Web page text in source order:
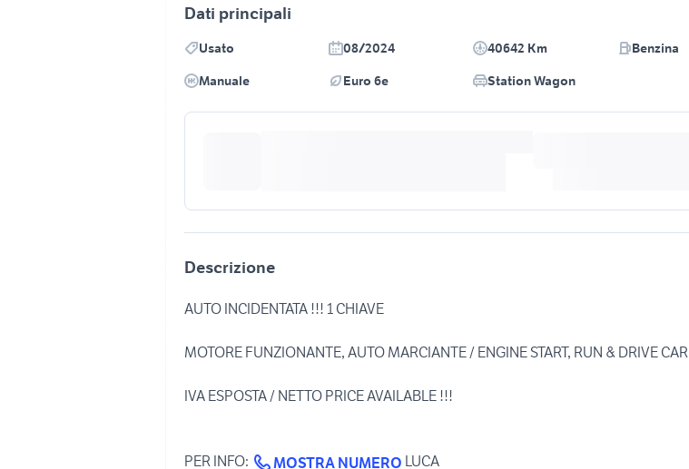
Dati principali
Usato 08/2024 40642 Km
Benzina
Manuale
Euro 6e Station Wagon
Descrizione
AUTO INCIDENTATA !!! 1 CHIAVE
MOTORE FUNZIONANTE, AUTO MARCIANTE / ENGINE START, RUN & DRIVE CAR
IVA ESPOSTA / NETTO PRICE AVAILABLE !!!
PER INFO: MOSTRA NUMERO LUCA